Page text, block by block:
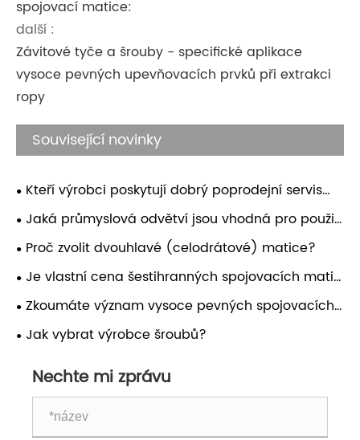
spojovací matice:
další :
Závitové tyče a šrouby - specifické aplikace
vysoce pevných upevňovacích prvků při extrakci
ropy
Související novinky
Kteří výrobci poskytují dobrý poprodejní servis
pro unášení nýtů?
Jaká průmyslová odvětví jsou vhodná pro použití
šroubů s okem? Podporují kotevní šrouby
Proč zvolit dvouhlavé (celodrátové) matice?
Je vlastní cena šestihranných spojovacích matic
levná?
Zkoumáte význam vysoce pevných spojovacích
prvků, jako jsou šrouby, svorníky, matice a šrouby v
chemickém průmyslu?
Jak vybrat výrobce šroubů?
Nechte mi zprávu